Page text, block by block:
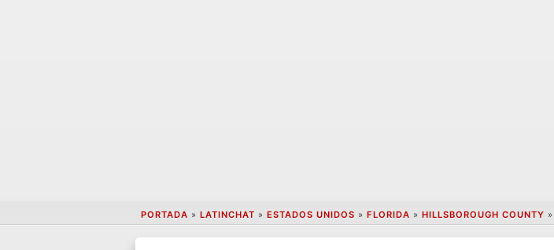
PORTADA » LATINCHAT » ESTADOS UNIDOS » FLORIDA » HILLSBOROUGH COUNTY »